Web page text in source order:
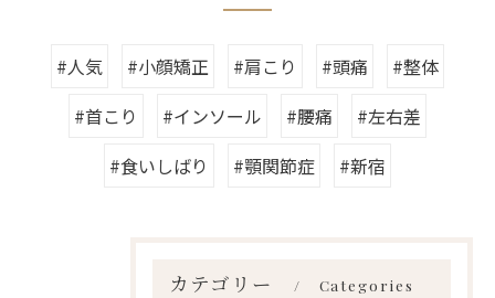
#人気 #小顔矯正 #肩こり #頭痛
#整体
#首こり
#インソール #腰痛
#左右差
#食いしばり
#顎関節症 #新宿
カテゴリー Categories